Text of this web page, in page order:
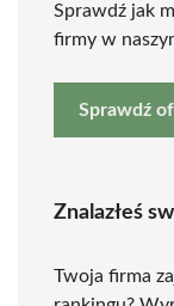
Sprawdź jak
firmy w
Sprawdź
Znalazłeś
Twoja firma